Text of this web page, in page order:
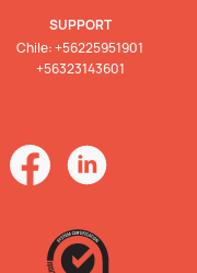
SUPPORT
Chile: +56225951901
+56323143601